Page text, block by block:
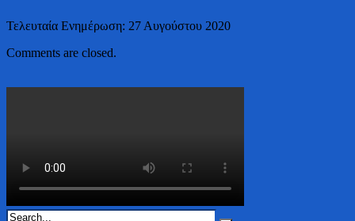
Τελευταία Ενημέρωση: 27 Αυγούστου 2020
Comments are closed.